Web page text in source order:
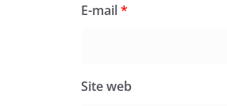
E-mail*
Site web